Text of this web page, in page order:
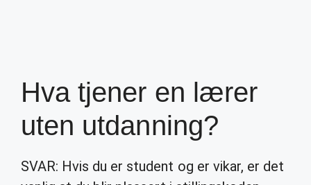
Hva tjener en lærer
uten utdanning?
SVAR: Hvis du er student og er vikar, er det